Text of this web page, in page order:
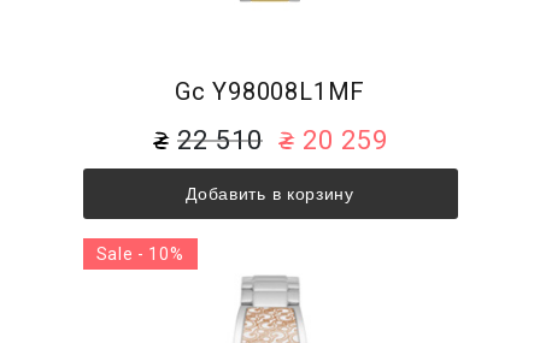
Gc Y98008L1MF
22 510 20 259
Добавить в корзину
Sale - 10%